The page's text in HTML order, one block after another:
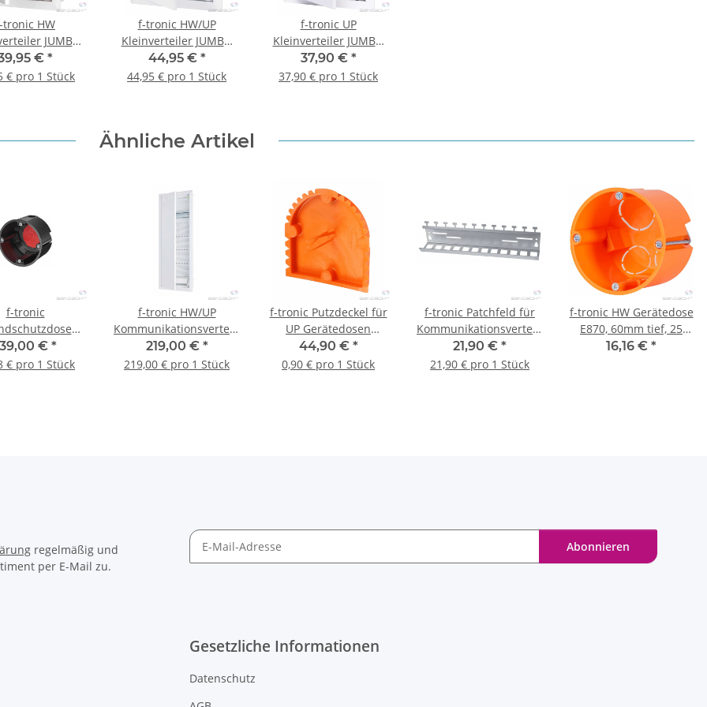
tronic HW
JUMBO
mit
1-
€ *
€ pro 1 Stück
f-tronic HW/UP
Kleinverteiler JUMBO
12+2, 1-reihig
44,95 € *
44,95 € pro 1 Stück
f-tronic UP
Kleinverteiler JUMBO
UPV12+2ST, 1-reihig
37,90 € *
37,90 € pro 1 Stück
Ähnliche Artikel
f-tronic
54mm tief,
Ø 74 mm, 12
€ *
€ pro 1 Stück
f-tronic HW/UP
Kommunikationsverteiler
JUMBO60K, 5-reihig
219,00 € *
219,00 € pro 1 Stück
f-tronic Putzdeckel für
UP Gerätedosen
massiv, halbrund, 50
Stück
44,90 € *
0,90 € pro 1 Stück
f-tronic Patchfeld für
Kommunikationsverteiler,
Patch12, 1 Stück
21,90 € *
21,90 € pro 1 Stück
f-tronic HW Gerätedose
E870, 60mm tief, 25
Stück
16,16 € *
regelmäßig und
per E-Mail zu.
Abonnieren
Gesetzliche Informationen
Datenschutz